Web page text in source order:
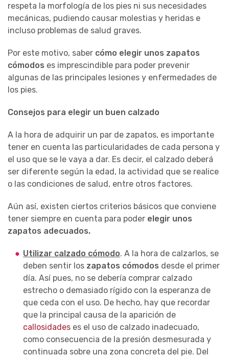
respeta la morfología de los pies ni sus necesidades
mecánicas, pudiendo causar molestias y heridas e
incluso problemas de salud graves.
Por este motivo, saber cómo elegir unos zapatos
cómodos es imprescindible para poder prevenir
algunas de las principales lesiones y enfermedades de
los pies.
Consejos para elegir un buen calzado
A la hora de adquirir un par de zapatos, es importante
tener en cuenta las particularidades de cada persona y
el uso que se le vaya a dar. Es decir, el calzado deberá
ser diferente según la edad, la actividad que se realice
o las condiciones de salud, entre otros factores.
Aún así, existen ciertos criterios básicos que conviene
tener siempre en cuenta para poder elegir unos
zapatos adecuados.
Utilizar calzado cómodo. A la hora de calzarlos, se
deben sentir los zapatos cómodos desde el primer
día. Así pues, no se debería comprar calzado
estrecho o demasiado rígido con la esperanza de
que ceda con el uso. De hecho, hay que recordar
que la principal causa de la aparición de
callosidades es el uso de calzado inadecuado,
como consecuencia de la presión desmesurada y
continuada sobre una zona concreta del pie. Del